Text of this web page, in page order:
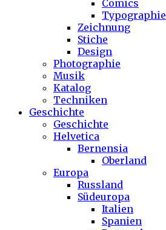
Comics
Typographie
Zeichnung
Stiche
Design
Photographie
Musik
Katalog
Techniken
Geschichte
Geschichte
Helvetica
Bernensia
Oberland
Europa
Russland
Südeuropa
Italien
Spanien